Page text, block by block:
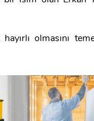
olmasını